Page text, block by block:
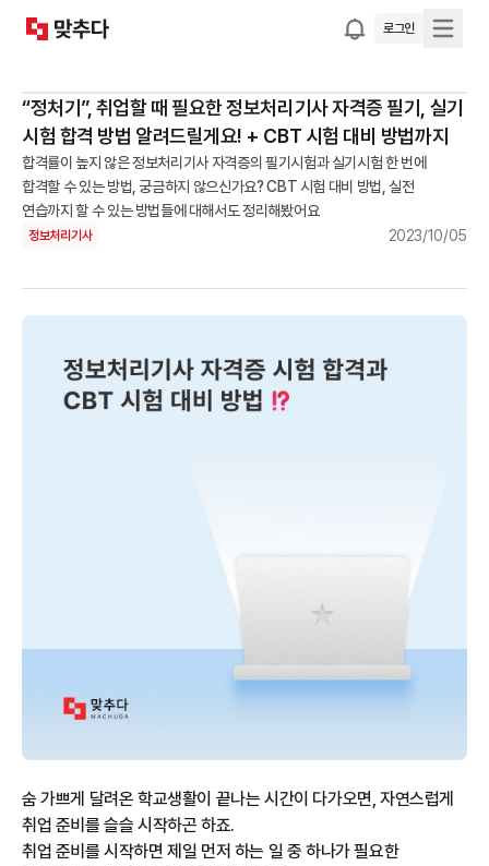
로그인
“정처기”, 취업할 때 필요한 정보처리기사 자격증 필기, 실기
시험 합격 방법 알려드릴게요! + CBT 시험 대비 방법까지
합격률이 높지 않은 정보처리기사 자격증의 필기시험과 실기시험 한 번에
합격할 수 있는 방법, 궁금하지 않으신가요? CBT 시험 대비 방법, 실전
연습까지 할 수 있는 방법들에 대해서도 정리해봤어요
정보처리기사 2023/10/05
숨 가쁘게 달려온 학교생활이 끝나는 시간이 다가오면, 자연스럽게
취업 준비를 슬슬 시작하곤 하죠.
취업 준비를 시작하면 제일 먼저 하는 일 중 하나가 필요한